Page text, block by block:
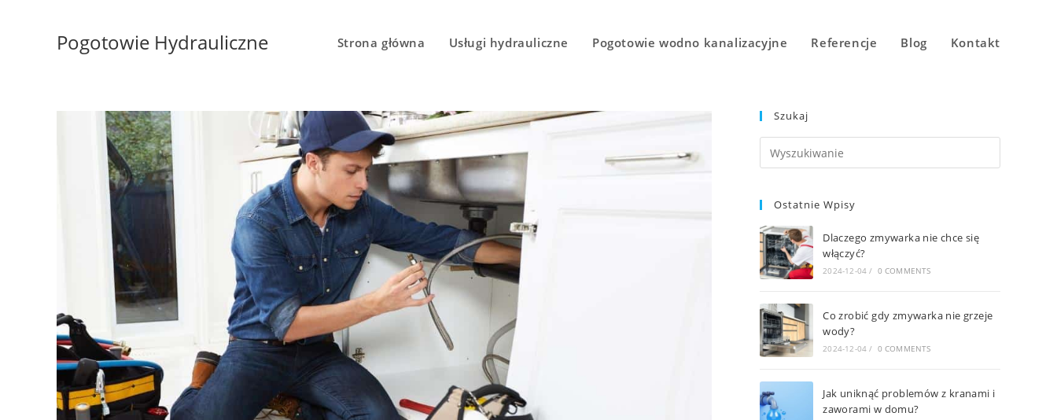
Pogotowie Hydrauliczne Strona główna Usługi hydrauliczne Pogotowie wodno kanalizacyjne Referencje Blog Kontakt
Szukaj
Ostatnie Wpisy
Dlaczego zmywarka nie chce się
włączyć?
2024-12-04 / 0 COMMENTS
Co zrobić gdy zmywarka nie grzeje
wody?
2024-12-04 / 0 COMMENTS
Jak uniknąć problemów z kranami i
zaworami w domu?